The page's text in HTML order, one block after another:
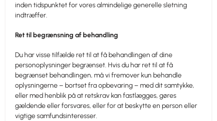
inden tidspunktet for vores almindelige generelle sletning
indtræffer.
Ret til begrænsning af behandling
Du har visse tilfælde ret til at få behandlingen af dine
personoplysninger begrænset. Hvis du har ret til at få
begrænset behandlingen, må vi fremover kun behandle
oplysningerne – bortset fra opbevaring – med dit samtykke,
eller med henblik på at retskrav kan fastlægges, gøres
gældende eller forsvares, eller for at beskytte en person eller
vigtige samfundsinteresser.